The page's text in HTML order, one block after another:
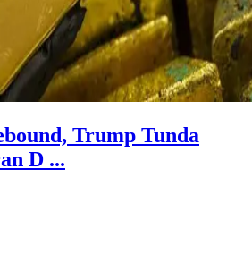
Trump Tunda
D ...